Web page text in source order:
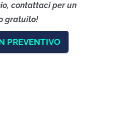
contattaci per un
gratuito!
PREVENTIVO